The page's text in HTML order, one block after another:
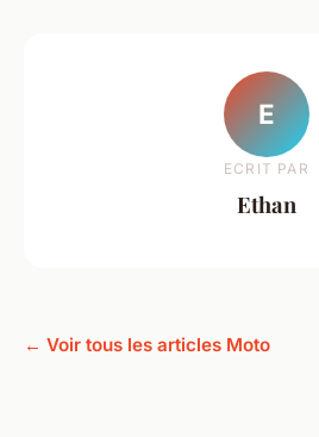
E
ECRIT PAR
Ethan
← Voir tous les articles Moto